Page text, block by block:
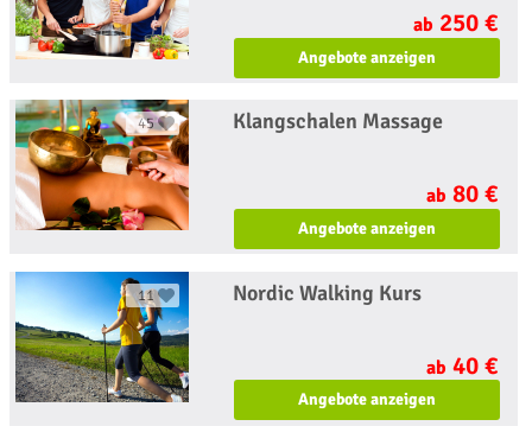
ab 250 €
Angebote anzeigen
45 Klangschalen Massage
ab 80 €
Angebote anzeigen
11 Nordic Walking Kurs
ab 40 €
Angebote anzeigen